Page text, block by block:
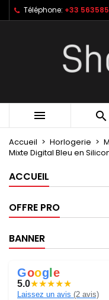
Téléphone: +33
 
Accueil Horlogerie
Mixte Digital Bleu en
ACCUEIL
OFFRE PRO
BANNER
Goog e
5.0★★★★★
Laissez un avis (2 avis)
My wishlists
Create new list
Créer une
Nom de la liste
Annuler
Connexion
Vous devez être
à votre liste